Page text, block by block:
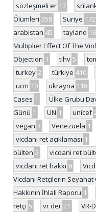
sözleşmeli er 17
Ölümleri 358 Suriye 172
arabistan 45 tayland 16
Multiplier Effect Of The
Objection 1 tihv 5
turkey 2 türkiye 410
ucm 10 ukrayna 118
Cases 1 Ülke Grubu
Günü 1 UN 1 unicef
vegan 3 Venezuela 1
vicdani ret açıklaması 1
bülten 2 vicdani ret
vicdani ret hakkı 8
Vicdani Retçilerin Seyahat
Hakkının İhlali Raporu 1
retçi 5 vr der 21 VR-